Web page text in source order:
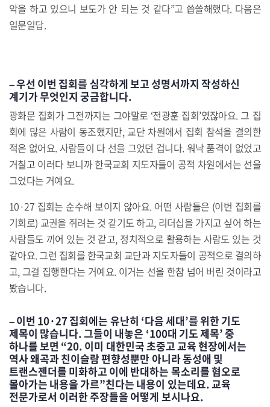
악을 하고 있으니 보도가 안 되는 것 같다”고 씁쓸해했다. 다음은
일문일답.
– 우선 이번 집회를 심각하게 보고 성명서까지 작성하신
계기가 무엇인지 궁금합니다.
광화문 집회가 그전까지는 그야말로 ‘전광훈 집회’였잖아요. 그 집
회에 많은 사람이 동조했지만, 교단 차원에서 집회 참석을 결의한
적은 없어요. 사람들이 다 선을 그었던 겁니다. 워낙 품격이 없었고
거칠고 이러다 보니까 한국교회 지도자들이 공적 차원에서는 선을
그었다는 거예요.
10·27 집회는 순수해 보이지 않아요. 어떤 사람들은 (이번 집회를
기회로) 교권을 쥐려는 것 같기도 하고, 리더십을 가지고 싶어 하는
사람들도 끼어 있는 것 같고, 정치적으로 활용하는 사람도 있는 것
같아요. 그런 집회를 한국교회 교단과 지도자들이 공적으로 결의하
고, 그걸 집행한다는 거예요. 이거는 선을 한참 넘어 버린 것이라고
봤습니다.
– 이번 10·27 집회에는 유난히 ‘다음 세대’를 위한 기도
제목이 많습니다. 그들이 내놓은 ‘100대 기도 제목’ 중
하나를 보면 “20. 이미 대한민국 초중고 교육 현장에서는
역사 왜곡과 친이슬람 편향성뿐만 아니라 동성애 및
트랜스젠더를 미화하고 이에 반대하는 목소리를 혐오로
몰아가는 내용을 가르”친다는 내용이 있는데요. 교육
전문가로서 이러한 주장들을 어떻게 보시나요.